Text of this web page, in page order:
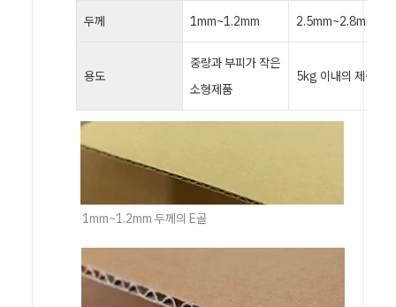
두께 1mm~1.2mm 2.5mm~2.8mm
용도
중량과 부피가 작은
소형제품
5kg 이내의 제품
1mm~1.2mm 두께의 E골